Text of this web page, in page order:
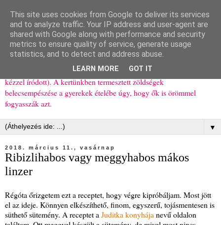
Ízőrző
Kisgyerekes család kipróbált, többnyire egészséges ételeket
bemutató receptjei a mindennapokra (mert a papírfecniket folyton
elhagyom) és gyerekeimnek ajándékba (mint régen, csak ez nem
kézzel íródott). A kertünkben termesztett zöldségek
belecsempészése a gyerekek ételébe úgy, hogy ők is örömmel
fogyasszák azt.
▼
2018. március 11., vasárnap
Ribizlihabos vagy meggyhabos mákos
linzer
Régóta őrizgetem ezt a receptet, hogy végre kipróbáljam. Most jött
el az ideje. Könnyen elkészíthető, finom, egyszerű, tojásmentesen is
süthető sütemény. A receptet a Juditka konyhája nevű oldalon
This site uses cookies from Google to deliver its services
and to analyze traffic. Your IP address and user-agent are
shared with Google along with performance and security
metrics to ensure quality of service, generate usage
statistics, and to detect and address abuse.
LEARN MORE GOT IT